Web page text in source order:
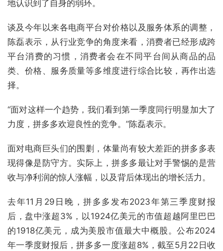
地认识到了自身的弱环。
谈及今年以来各电商平台对价格以及服务体系的调整，
陈磊表示，从行业竞争的角度来看，消费者已经形成跨
平台消费的习惯，消费者会在不同平台间从商品的品
类、价格、服务质量等多维度进行综合比较，再作出选
择。
“面对这样一个趋势，我们看到第一季度同行明显加大了
力度，拼多多欢迎良性的竞争。”陈磊表示。
面对电商巨头们的围剿，体量尚有较大差距的拼多多表
现得像是防守方。实际上，拼多多最让对手警惕的是营
收与净利润的惊人涨幅，以及背后体现出的增长活力。
去年11月29日晚，拼多多发布2023年第三季度财报
后，盘中涨超3%，以1924亿美元的市值超越阿里巴巴
的1918亿美元，成为美股市值最大中概股。公布2024
年一季度财报后，拼多多一度涨超8%，截至5月22日收